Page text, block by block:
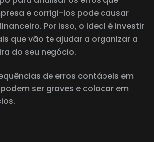
e corrigi-los pode causar
Por isso, o ideal é investir
que vão te ajudar a organizar a
do seu negócio.
de erros contábeis em
ser graves e colocar em